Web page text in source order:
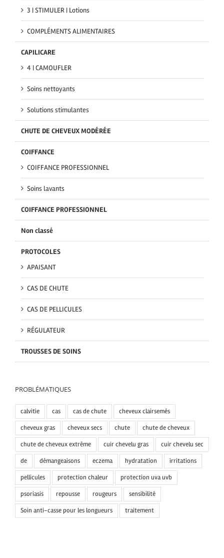
3 | STIMULER | Lotions
COMPLÉMENTS ALIMENTAIRES
CAPILICARE
4 | CAMOUFLER
Soins nettoyants
Solutions stimulantes
CHUTE DE CHEVEUX MODÉRÉE
COIFFANCE
COIFFANCE PROFESSIONNEL
Soins lavants
COIFFANCE PROFESSIONNEL
Non classé
PROTOCOLES
APAISANT
CAS DE CHUTE
CAS DE PELLICULES
RÉGULATEUR
TROUSSES DE SOINS
PROBLÉMATIQUES
calvitie cas cas de chute cheveux clairsemés
cheveux gras cheveux secs chute chute de cheveux
chute de cheveux extrême cuir chevelu gras cuir chevelu sec
de démangeaisons eczema hydratation irritations
pellicules protection chaleur protection uva uvb
psoriasis repousse rougeurs sensibilité
Soin anti-casse pour les longueurs traitement